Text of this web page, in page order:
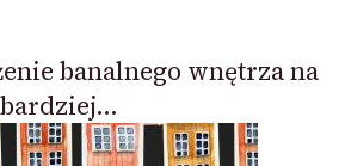
banalnego wnętrza na